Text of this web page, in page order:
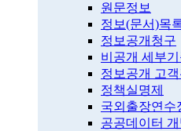
원문정보
정보(문서)목
정보공개청구
비공개 세부
정보공개 고객
정책실명제
국외출장연수
공공데이터